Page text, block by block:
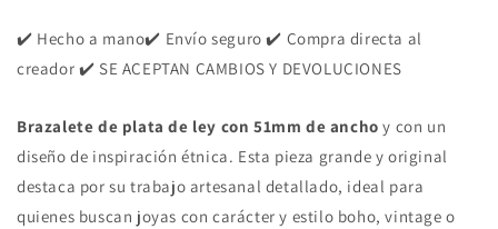
entorchado
Arenas
entorchado
|
Arenas
✔️ Hecho a mano✔️ Envío seguro ✔️ Compra directa al
creador ✔️ SE ACEPTAN CAMBIOS Y DEVOLUCIONES
Brazalete de plata de ley con 51mm de ancho y con un
diseño de inspiración étnica. Esta pieza grande y original
destaca por su trabajo artesanal detallado, ideal para
quienes buscan joyas con carácter y estilo boho, vintage o